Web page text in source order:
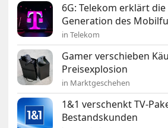
6G: Telekom erklärt
Generation des
in Telekom
Gamer verschieben
Preisexplosion
in Marktgeschehen
1&1 verschenkt TV-
Bestandskunden